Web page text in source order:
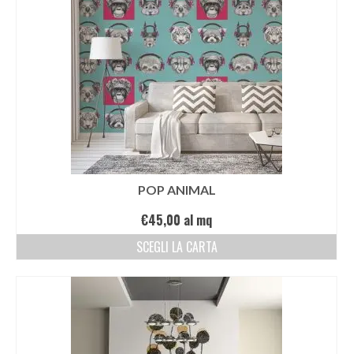
POP ANIMAL
€45,00 al mq
SCEGLI LA CARTA